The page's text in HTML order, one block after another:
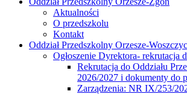
Aktualności
O przedszkolu
Kontakt
Oddział Przedszkolny Orzesze-
Ogłoszenie Dyrektora- rekrutacja
Rekrutacja do Oddziału
2026/2027 i dokumenty do
Zarządzenia: NR IX/253/